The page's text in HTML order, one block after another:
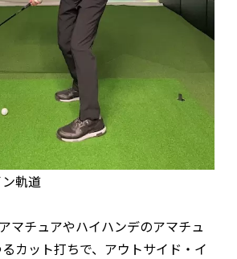
軌道
マチュアやハイハンデのアマチュ
カット打ちで、アウトサイド・イ